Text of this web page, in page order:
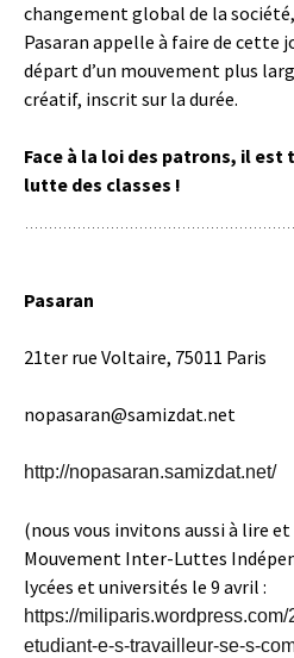
changement global de la
Pasaran appelle à faire de cette
départ d’un mouvement plus
créatif, inscrit sur la durée.
Face à la loi des patrons, il
lutte des classes !
Pasaran
21ter rue Voltaire, 75011 Paris
nopasaran@samizdat.net
http://nopasaran.samizdat.net/
(nous vous invitons aussi à lire et
Mouvement Inter-Luttes
lycées et universités le 9 avril :
https://
etudiant-e-s-travailleur-se-s-